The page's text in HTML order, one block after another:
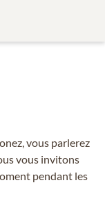
vous parlerez
vous invitons
pendant les